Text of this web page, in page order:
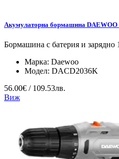
Акумулаторна бормашина DAEWOO
Бормашина с батерия и зарядно
Марка: Daewoo
Модел: DACD2036K
56.00€ / 109.53лв.
Виж